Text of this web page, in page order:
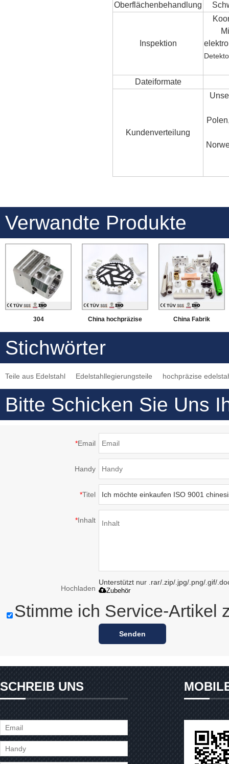
Oberflächenbehandlung
Inspektion
Dateiformate
Kundenverteilung
Verwandte Produkte
304
， DMG-5-Achsen-
Fräsen von
Compound-
Bearbeitungsmaschinen
China hochpräzise
Aluminiumteilen
China Fabrik
Präzisionsdrehen,
Fräsbearbeitung
Stichwörter
Teile aus Edelstahl Edelstahllegierungsteile hochpräzise
Bitte Schicken Sie Uns
*Email
Handy
*Titel
*Inhalt
Hochladen
Unterstützt nur .rar/.zip/.jpg/.png/.gif/
Zubehör
Stimme ich Service-Artikel
Senden
SCHREIB UNS